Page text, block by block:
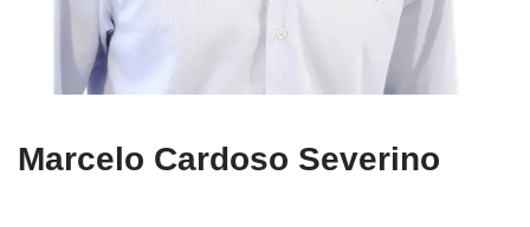
Marcelo Cardoso Severino